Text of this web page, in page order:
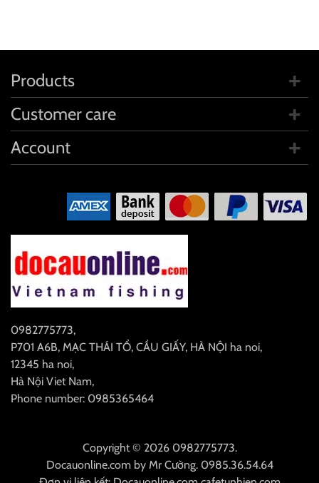
0982775773,
P701 A6B, MẠC THÁI TỔ, CẦU GIẤY, HÀ NỘI ha noi,
12345 ha noi,
Hà Nội Viet Nam,
Phone number: 0985365464
Products
Customer care
Account
Copyright © 2026 0982775773.
Docauonline.comby Mr Cường. 0985.36.54.64